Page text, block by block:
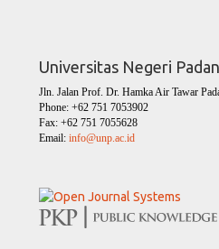
Universitas Negeri
Jln. Jalan Prof. Dr. Hamka Air Tawar
Phone: +62 751 7053902
Fax: +62 751 7055628
Email: info@unp.ac.id